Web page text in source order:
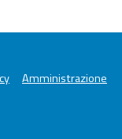
Amministrazione